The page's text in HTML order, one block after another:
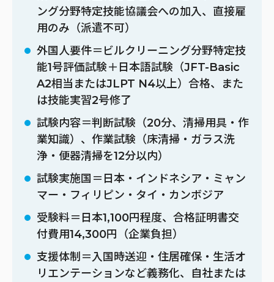
ング分野特定技能協議会への加入、直接雇
用のみ（派遣不可）
外国人要件＝ビルクリーニング分野特定技
能1号評価試験＋日本語試験（JFT-Basic
A2相当またはJLPT N4以上）合格、また
は技能実習2号修了
試験内容＝判断試験（20分、清掃用具・作
業知識）、作業試験（床清掃・ガラス洗
浄・便器清掃を12分以内）
試験実施国＝日本・インドネシア・ミャン
マー・フィリピン・タイ・カンボジア
受験料＝日本1,100円程度、合格証明書交
付費用14,300円（企業負担）
支援体制＝入国時送迎・住居確保・生活オ
リエンテーションなど義務化、自社または